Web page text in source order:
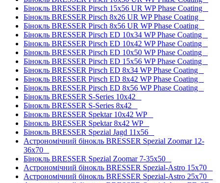
Бінокль BRESSER Pirsch 15x56 UR WP Phase Coating
Бінокль BRESSER Pirsch 8x26 UR WP Phase Coating
Бінокль BRESSER Pirsch 8x56 UR WP Phase Coating
Бінокль BRESSER Pirsch ED 10x34 WP Phase Coating
Бінокль BRESSER Pirsch ED 10x42 WP Phase Coating
Бінокль BRESSER Pirsch ED 10x50 WP Phase Coating
Бінокль BRESSER Pirsch ED 15x56 WP Phase Coating
Бінокль BRESSER Pirsch ED 8x34 WP Phase Coating
Бінокль BRESSER Pirsch ED 8x42 WP Phase Coating
Бінокль BRESSER Pirsch ED 8x56 WP Phase Coating
Бінокль BRESSER S-Series 10x42
Бінокль BRESSER S-Series 8x42
Бінокль BRESSER Spektar 10x42 WP
Бінокль BRESSER Spektar 8x42 WP
Бінокль BRESSER Spezial Jagd 11x56
Астрономічний бінокль BRESSER Spezial Zoomar 12-
36x70
Бінокль BRESSER Spezial Zoomar 7-35x50
Астрономічний бінокль BRESSER Spezial-Astro 15x70
Астрономічний бінокль BRESSER Spezial-Astro 25x70